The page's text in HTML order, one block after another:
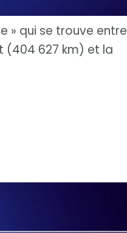
» qui se trouve entre
(404 627 km) et la